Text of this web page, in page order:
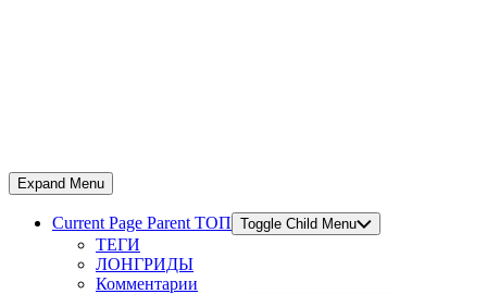
Expand Menu
Current Page Parent ТОП Toggle Child Menu
ТЕГИ
ЛОНГРИДЫ
Комментарии